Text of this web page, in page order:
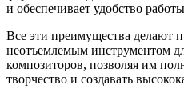
и обеспечивает удобство
Все эти преимущества делают
неотъемлемым инструментом
композиторов, позволяя им
творчество и создавать